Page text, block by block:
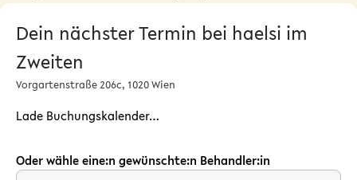
Dein nächster Termin bei haelsi im
Zweiten
Vorgartenstraße 206c, 1020 Wien
Lade Buchungskalender…
Oder wähle eine:n gewünschte:n Behandler:in